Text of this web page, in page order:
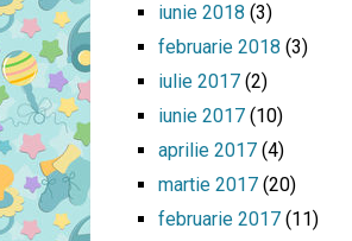
iunie 2018 (3)
februarie 2018 (3)
iulie 2017 (2)
iunie 2017 (10)
aprilie 2017 (4)
martie 2017 (20)
februarie 2017 (11)